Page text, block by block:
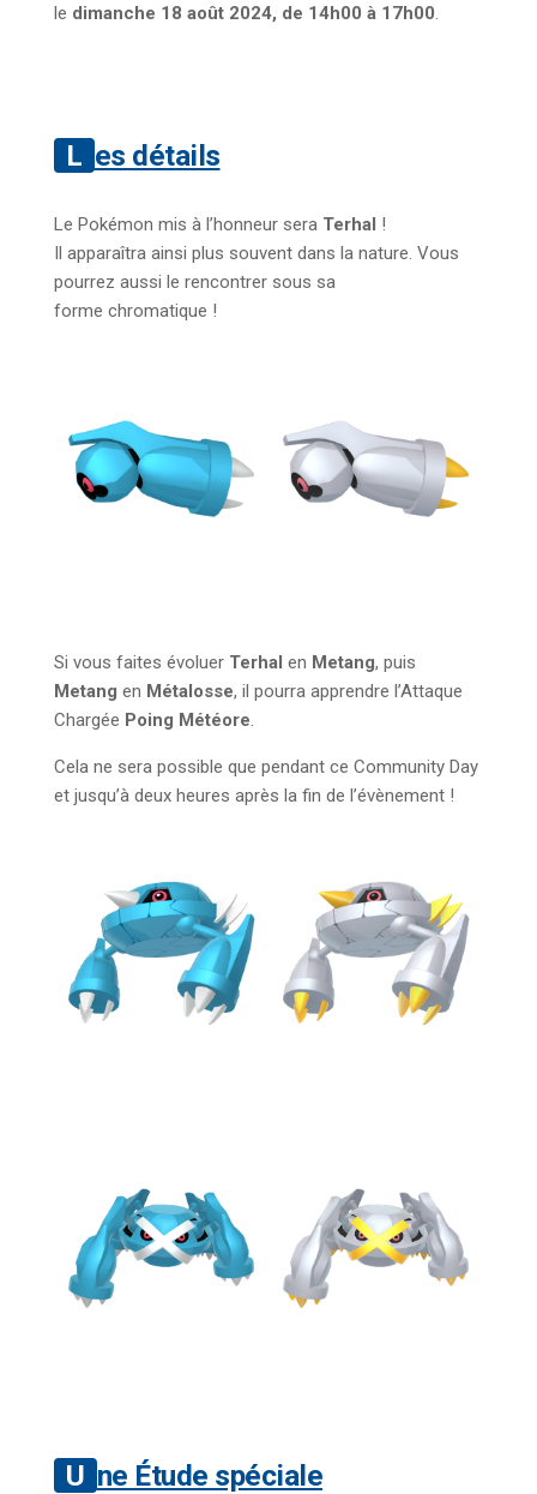
le dimanche 18 août 2024, de 14h00 à 17h00.
Les détails
Le Pokémon mis à l’honneur sera Terhal !
Il apparaîtra ainsi plus souvent dans la nature. Vous
pourrez aussi le rencontrer sous sa
forme chromatique !
Si vous faites évoluer Terhal en Metang, puis
Metang en Métalosse, il pourra apprendre l’Attaque
Chargée Poing Météore.
Cela ne sera possible que pendant ce Community Day
et jusqu’à deux heures après la fin de l’évènement !
Une Étude spéciale